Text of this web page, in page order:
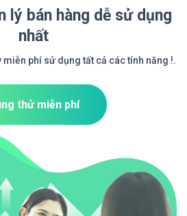
lý bán hàng dễ sử dụng
nhất
phí sử dụng tất cả các tính năng !.
thử miễn phí